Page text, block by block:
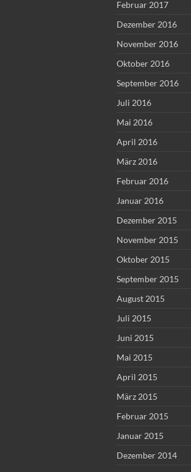
Februar 2017
Dezember 2016
November 2016
Oktober 2016
September 2016
Juli 2016
Mai 2016
April 2016
März 2016
Februar 2016
Januar 2016
Dezember 2015
November 2015
Oktober 2015
September 2015
August 2015
Juli 2015
Juni 2015
Mai 2015
April 2015
März 2015
Februar 2015
Januar 2015
Dezember 2014